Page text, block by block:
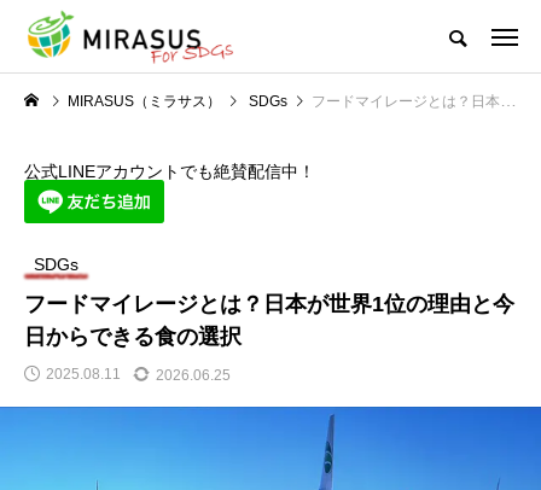
MIRASUS（ミラサス） SDGs フードマイレージとは？日本が世界1位の理由と今日からできる食の選択
公式LINEアカウントでも絶賛配信中！
SDGs
フードマイレージとは？日本が世界1位の理由と今
日からできる食の選択
2025.08.11 2026.06.25